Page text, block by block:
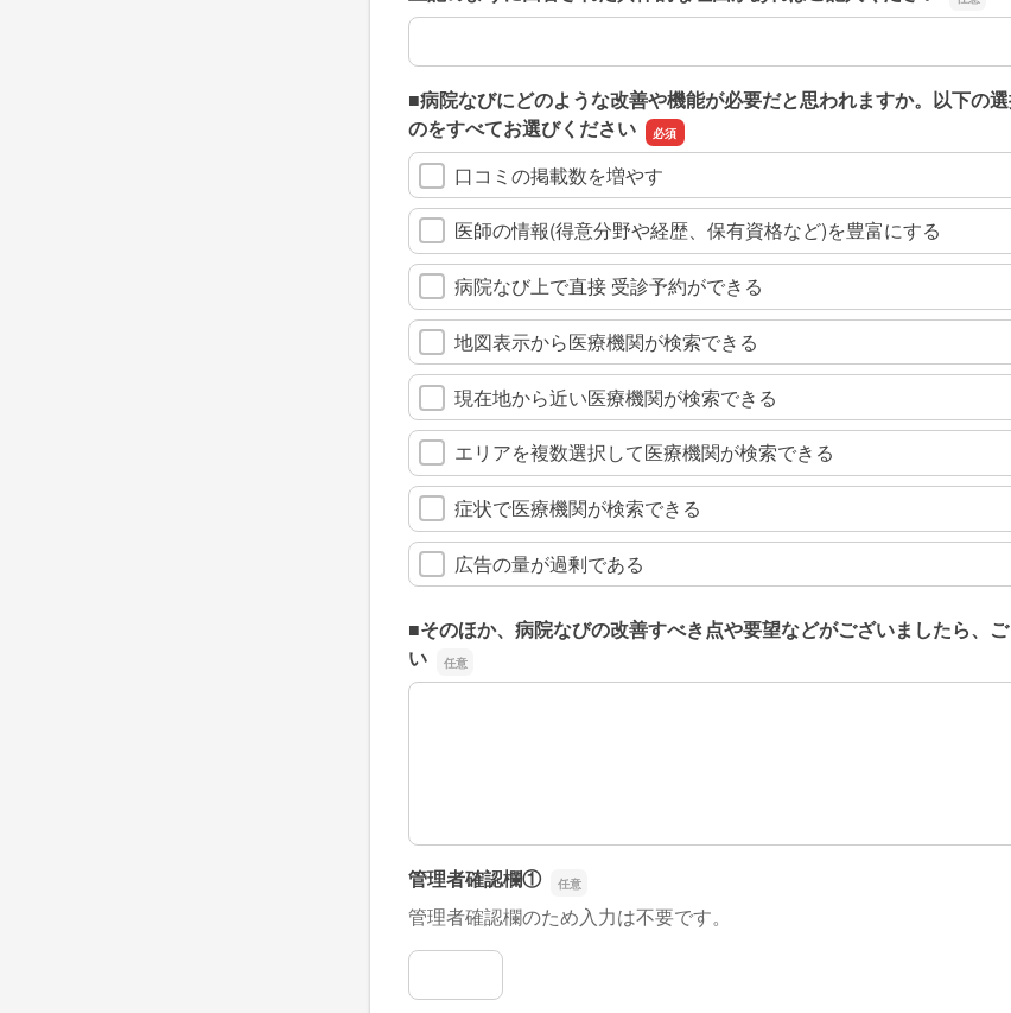
上記のように回答された具体的な理由があればご記入ください
■病院なびにどのような改善や機能が必要だと思われますか。以下の
のをすべてお選びください
口コミの掲載数を増やす
医師の情報(得意分野や経歴、保有資格など)を豊富にする
病院なび上で直接 受診予約ができる
地図表示から医療機関が検索できる
現在地から近い医療機関が検索できる
エリアを複数選択して医療機関が検索できる
症状で医療機関が検索できる
広告の量が過剰である
■そのほか、病院なびの改善すべき点や要望などがございましたら、
い
■そのほか、病院なびの改善すべき点や要望などがございましたら、ご
管理者確認欄①
管理者確認欄のため入力は不要です。
管理者確認欄①